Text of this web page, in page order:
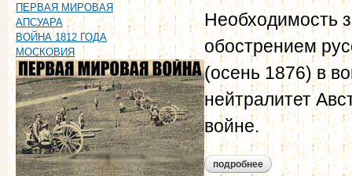
ПЕРВАЯ МИРОВАЯ
АПСУАРА
ВОЙНА 1812 ГОДА
МОСКОВИЯ
Необходимость
обострением
(осень 1876) в
нейтралитет
войне.
подробнее о будапештская